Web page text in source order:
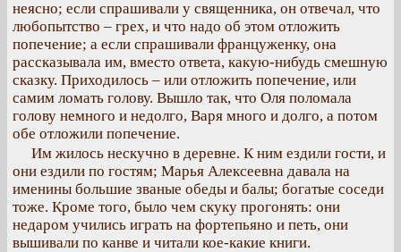
неясно; если спрашивали у священника, он отвечал, что
любопытство – грех, и что надо об этом отложить
попечение; а если спрашивали француженку, она
рассказывала им, вместо ответа, какую-нибудь смешную
сказку. Приходилось – или отложить попечение, или
самим ломать голову. Вышло так, что Оля поломала
голову немного и недолго, Варя много и долго, а потом
обе отложили попечение.
Им жилось нескучно в деревне. К ним ездили гости, и
они ездили по гостям; Марья Алексеевна давала на
именины большие званые обеды и балы; богатые соседи
тоже. Кроме того, было чем скуку прогонять: они
недаром учились играть на фортепьяно и петь, они
вышивали по канве и читали кое-какие книги.